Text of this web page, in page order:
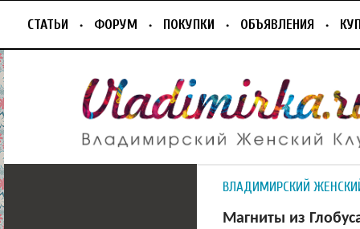
СТАТЬИ ФОРУМ ПОКУПКИ ОБЪЯВЛЕНИЯ
ВЛАДИМИРСКИЙ
Магниты из